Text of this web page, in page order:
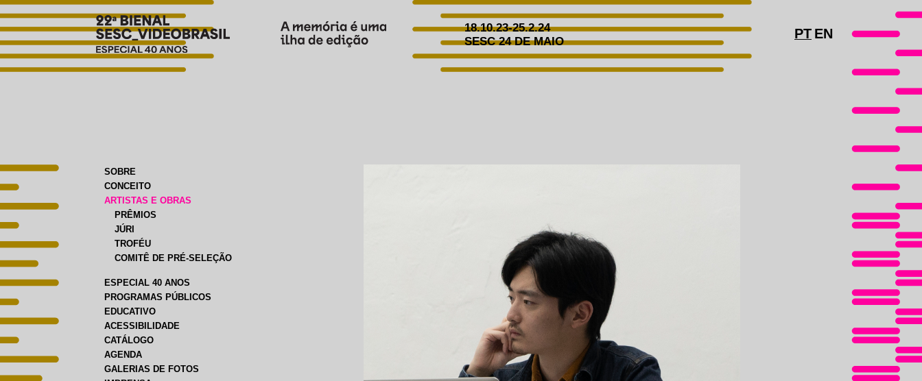
18.10.23-25.2.24
SESC 24 DE MAIO
PT EN
SOBRE
CONCEITO
ARTISTAS E OBRAS
PRÊMIOS
JÚRI
TROFÉU
COMITÊ DE PRÉ-SELEÇÃO
ESPECIAL 40 ANOS
PROGRAMAS PÚBLICOS
EDUCATIVO
ACESSIBILIDADE
CATÁLOGO
AGENDA
GALERIAS DE FOTOS